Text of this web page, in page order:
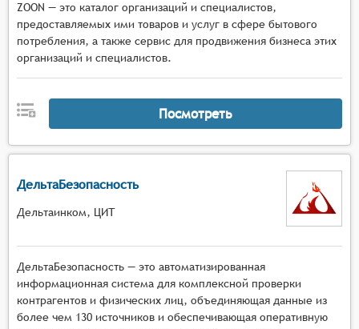
сторон, понимания их стратегий развития и т.д.
Модуль для оценки рисков, связанных с
инвестированием в компании и организации.
Возможность дать рекомендации и советы,
улучшения работы с контрагентами.
ZOON — это каталог организаций и специалистов,
предоставляемых ими товаров и услуг в сфере бытового
потребления, а также сервис для продвижения бизнеса этих
организаций и специалистов.
Посмотреть
ДельтаБезопасность
Дельтаинком, ЦИТ
ДельтаБезопасность — это автоматизированная
информационная система для комплексной проверки
контрагентов и физических лиц, объединяющая данные из
более чем 130 источников и обеспечивающая оперативную